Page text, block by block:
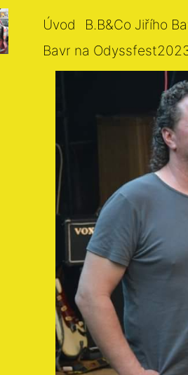
Úvod B.B&Co Jiřího
Bavr na